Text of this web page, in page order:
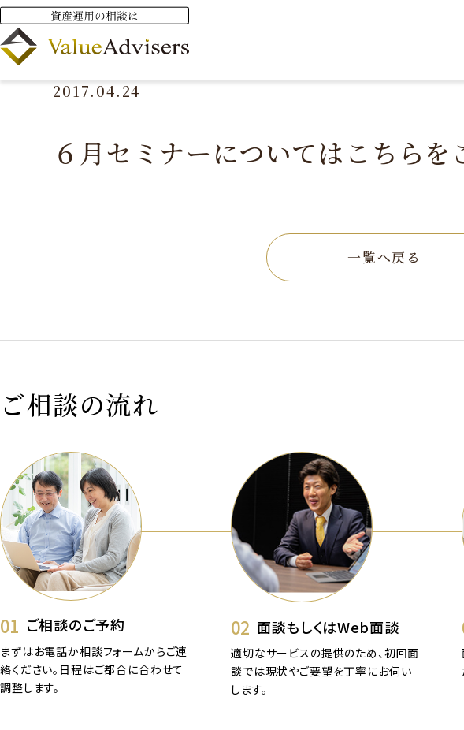
HOME ニュース
2017.04.24
６月セミナーについてはこちらを
一覧へ戻る
ご相談の流れ
01 ご相談のご予約
まずはお電話か相談フォームからご連
絡ください。日程はご都合に合わせて
調整します。
02 面談もしくはWeb面談
適切なサービスの提供のため、初回面
談では現状やご要望を丁寧にお伺い
します。